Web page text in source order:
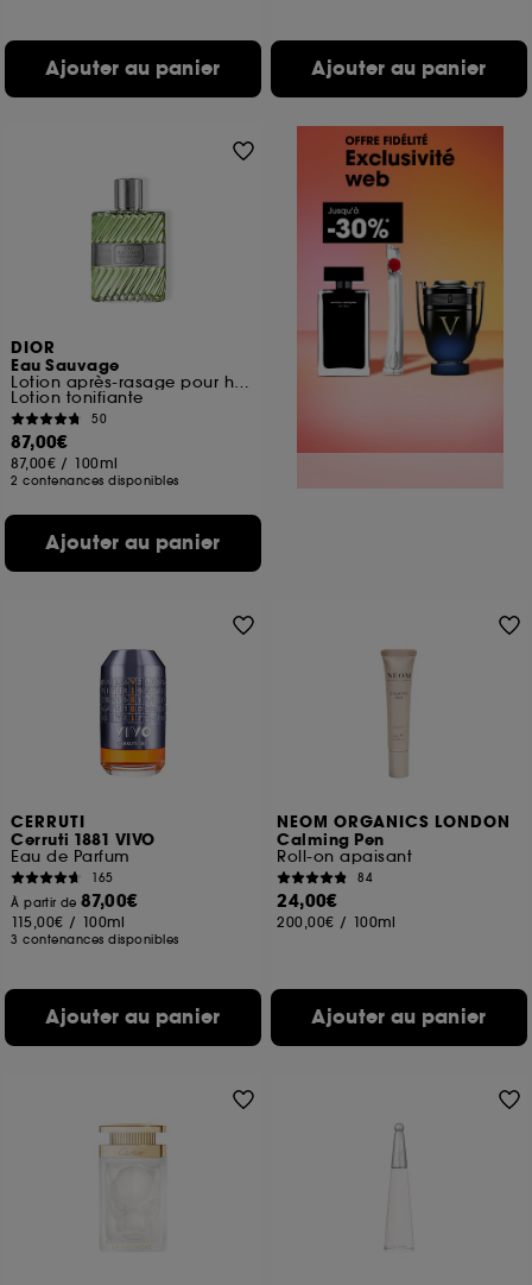
Ajouter au panier Ajouter au panier
DIOR
Eau Sauvage
Lotion après-rasage pour homme
Lotion tonifiante
50
87,00€
87,00€ / 100ml
2 contenances disponibles
Ajouter au panier
CERRUTI
Cerruti 1881 VIVO
Eau de Parfum
165
À partir de87,00€
115,00€ / 100ml
3 contenances disponibles
Ajouter au panier
NEOM ORGANICS LONDON
Calming Pen
Roll-on apaisant
84
24,00€
200,00€ / 100ml
Ajouter au panier